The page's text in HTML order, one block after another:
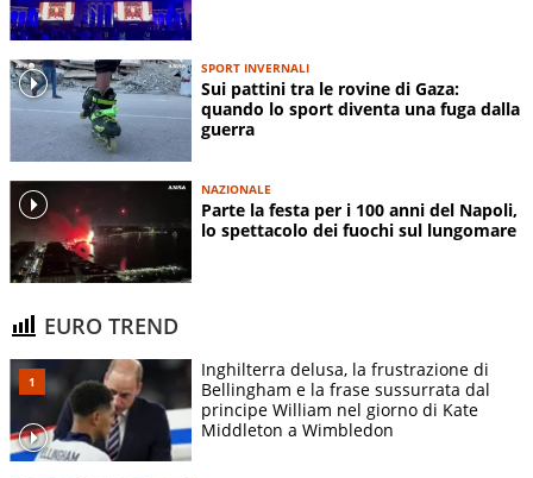
SPORT INVERNALI
Sui pattini tra le rovine di Gaza:
quando lo sport diventa una fuga dalla
guerra
NAZIONALE
Parte la festa per i 100 anni del Napoli,
lo spettacolo dei fuochi sul lungomare
EURO TREND
Inghilterra delusa, la frustrazione di
Bellingham e la frase sussurrata dal
principe William nel giorno di Kate
Middleton a Wimbledon